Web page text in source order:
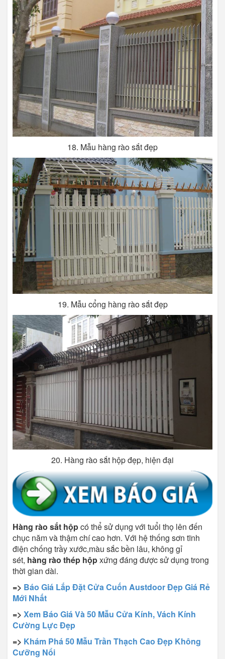
18. Mẫu hàng rào sắt đẹp
19. Mẫu cổng hàng rào sắt đẹp
20. Hàng rào sắt hộp đẹp, hiện đại
Hàng rào sắt hộpcó thể sử dụng với tuổi thọ lên đến
chục năm và thậm chí cao hơn. Với hệ thống sơn tĩnh
điện chống trầy xước,màu sắc bền lâu, không gỉ
sét, hàng rào thép hộpxứng đáng được sử dụng trong
thời gian dài.
=> Báo Giá Lắp Đặt Cửa Cuốn Austdoor Đẹp Giá Rẻ
Mới Nhất
=> Xem Báo Giá Và 50 Mẫu Cửa Kính, Vách Kính
Cường Lực Đẹp
=> Khám Phá 50 Mẫu Trần Thạch Cao Đẹp Không
Cưỡng Nổi